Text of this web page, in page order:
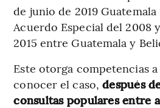
de junio de 2019
Acuerdo Especial del 2008
2015 entre Guatemala y
Este otorga competencias
conocer el caso, después
consultas populares entre